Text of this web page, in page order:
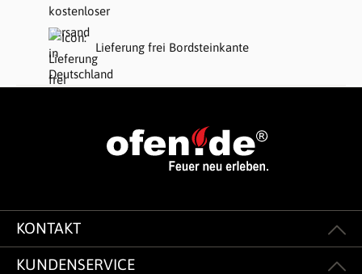
Lieferung frei Bordsteinkante
KONTAKT
KUNDENSERVICE